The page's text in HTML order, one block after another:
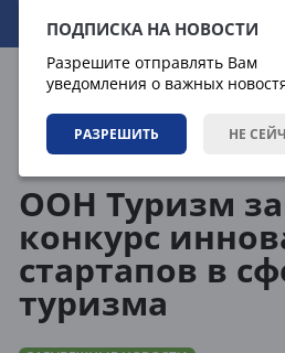
ПОДПИСКА НА НОВОСТИ
Разрешите отправлять Вам
уведомления о важных
РАЗРЕШИТЬ НЕ
08.08.2026 09:02:24
ООН Туризм
конкурс
стартапов в
туризма